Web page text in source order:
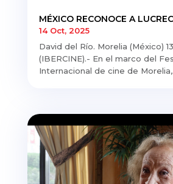
MÉXICO RECONOCE A
14 Oct, 2025
David del Río. Morelia (México)
(IBERCINE).- En el marco del
Internacional de cine de